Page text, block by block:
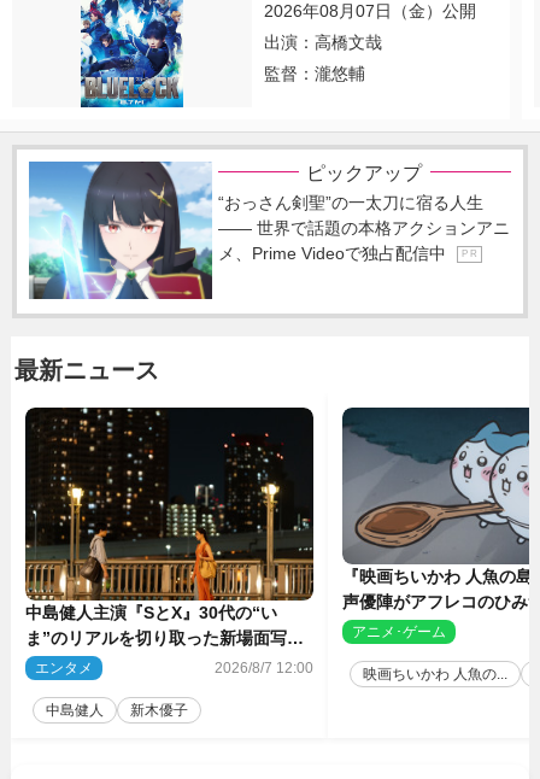
2026年08月07日（金）公開
出演：高橋文哉
監督：瀧悠輔
ピックアップ
“おっさん剣聖”の一太刀に宿る人生
―― 世界で話題の本格アクションアニ
メ、Prime Videoで独占配信中
P R
最新ニュース
中島健人主演『SとX』30代の“い
ま”のリアルを切り取った新場面写真
5点解禁
エンタメ 2026/8/7 12:00
中島健人 新木優子
『映画ちいかわ 人魚の
声優陣がアフレコのひみ
を解説！ 新カットも到
アニメ･ゲーム
映画ちいかわ 人魚の...